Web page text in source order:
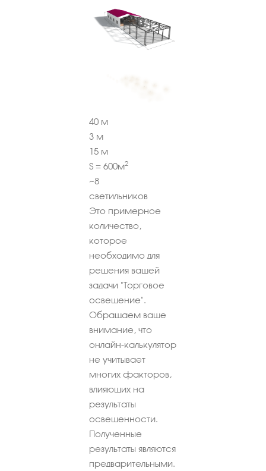
40 м
3 м
15 м
S = 600м2
~8
светильников
Это примерное
количество,
которое
необходимо для
решения вашей
задачи "Торговое
освещение".
Обращаем ваше
внимание, что
онлайн-калькулятор
не учитывает
многих факторов,
влияющих на
результаты
освещенности.
Полученные
результаты являются
предварительными.